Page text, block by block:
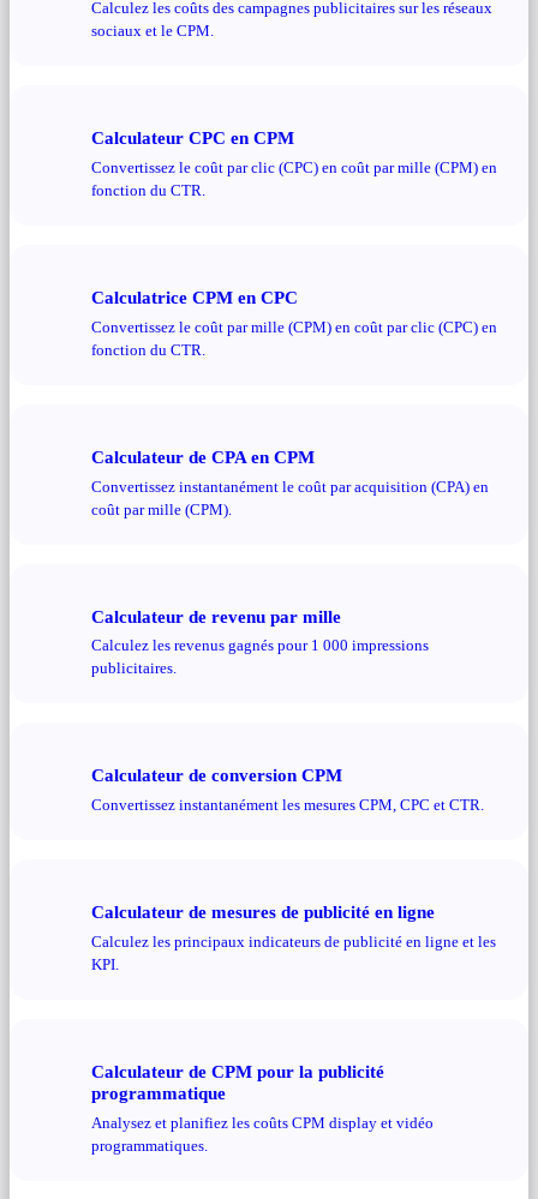
Calculez les coûts des campagnes publicitaires sur les réseaux
sociaux et le CPM.
Calculateur CPC en CPM
Convertissez le coût par clic (CPC) en coût par mille (CPM) en
fonction du CTR.
Calculatrice CPM en CPC
Convertissez le coût par mille (CPM) en coût par clic (CPC) en
fonction du CTR.
Calculateur de CPA en CPM
Convertissez instantanément le coût par acquisition (CPA) en
coût par mille (CPM).
Calculateur de revenu par mille
Calculez les revenus gagnés pour 1 000 impressions
publicitaires.
Calculateur de conversion CPM
Convertissez instantanément les mesures CPM, CPC et CTR.
Calculateur de mesures de publicité en ligne
Calculez les principaux indicateurs de publicité en ligne et les
KPI.
Calculateur de CPM pour la publicité
programmatique
Analysez et planifiez les coûts CPM display et vidéo
programmatiques.